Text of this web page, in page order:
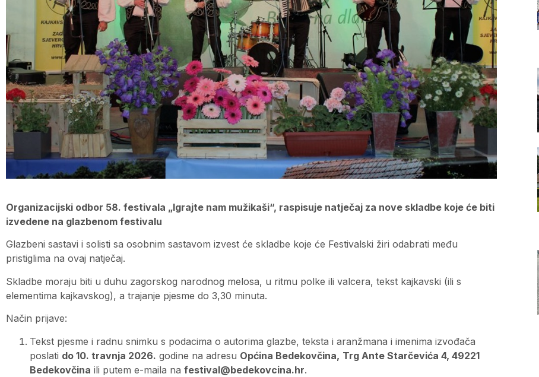
Organizacijski odbor 58. festivala „Igrajte nam mužikaši“, raspisuje natječaj za nove skladbe koje će biti
izvedene na glazbenom festivalu
Glazbeni sastavi i solisti sa osobnim sastavom izvest će skladbe koje će Festivalski žiri odabrati među
pristiglima na ovaj natječaj.
Skladbe moraju biti u duhu zagorskog narodnog melosa, u ritmu polke ili valcera, tekst kajkavski (ili s
elementima kajkavskog), a trajanje pjesme do 3,30 minuta.
Način prijave:
Tekst pjesme i radnu snimku s podacima o autorima glazbe, teksta i aranžmana i imenima izvođača
poslati do 10. travnja 2026. godine na adresu Općina Bedekovčina, Trg Ante Starčevića 4, 49221
Bedekovčina ili putem e-maila na festival@bedekovcina.hr.